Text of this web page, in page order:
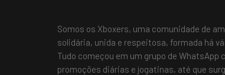
Somos os Xboxers, uma comunidade de
solidária, unida e respeitosa, formada há
Tudo começou em um grupo de WhatsApp
promoções diárias e jogatinas, até que